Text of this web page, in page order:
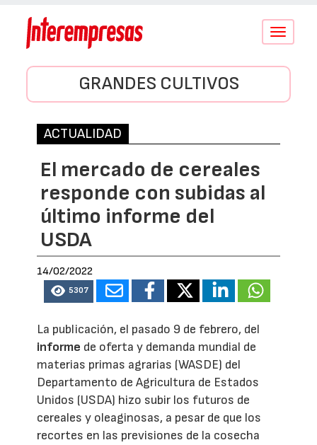
Conmutar
GRANDES CULTIVOS
ACTUALIDAD
El mercado de cereales
responde con subidas al
último informe del
USDA
14/02/2022
5307
La publicación, el pasado 9 de febrero, del
informe de oferta y demanda mundial de
materias primas agrarias (WASDE) del
Departamento de Agricultura de Estados
Unidos (USDA) hizo subir los futuros de
cereales y oleaginosas, a pesar de que los
recortes en las previsiones de la cosecha